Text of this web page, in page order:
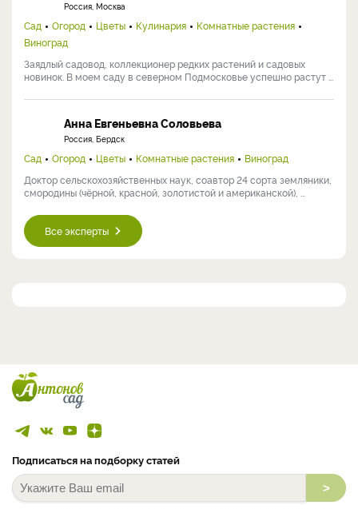
Россия, Москва
Сад Огород Цветы Кулинария
Комнатные растения
Виноград
Заядлый садовод, коллекционер редких растений и садовых
новинок. В моем саду в северном Подмосковье успешно растут ...
Анна Евгеньевна Соловьева
Россия, Бердск
Сад Огород Цветы Комнатные растения
Виноград
Доктор сельскохозяйственных наук, соавтор 24 сорта земляники,
смородины (чёрной, красной, золотистой и американской), ...
Все эксперты
Подписаться на подборку статей
>